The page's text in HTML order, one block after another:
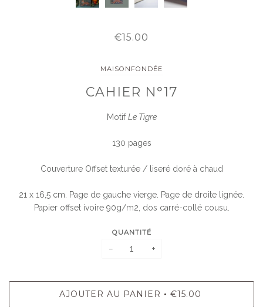
€15.00
MAISONFONDÉE
CAHIER N°17
MotifLe Tigre
130 pages
Couverture Offset texturée / liseré doré à chaud
21 x 16,5 cm. Page de gauche vierge. Page de droite lignée.
Papier offset ivoire 90g/m2, dos carré-collé cousu.
QUANTITÉ
− +
AJOUTER AU PANIER • €15.00